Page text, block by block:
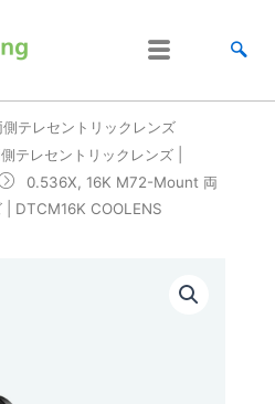
テレセントリックレンズ
テレセントリックレンズ |
0.536X, 16K M72-Mount 両
| DTCM16K COOLENS